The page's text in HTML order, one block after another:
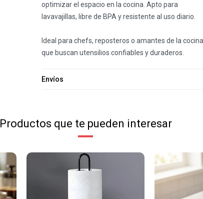
optimizar el espacio en la cocina. Apto para
lavavajillas, libre de BPA y resistente al uso diario.
Ideal para chefs, reposteros o amantes de la cocina
que buscan utensilios confiables y duraderos.
Envíos
Productos que te pueden interesar